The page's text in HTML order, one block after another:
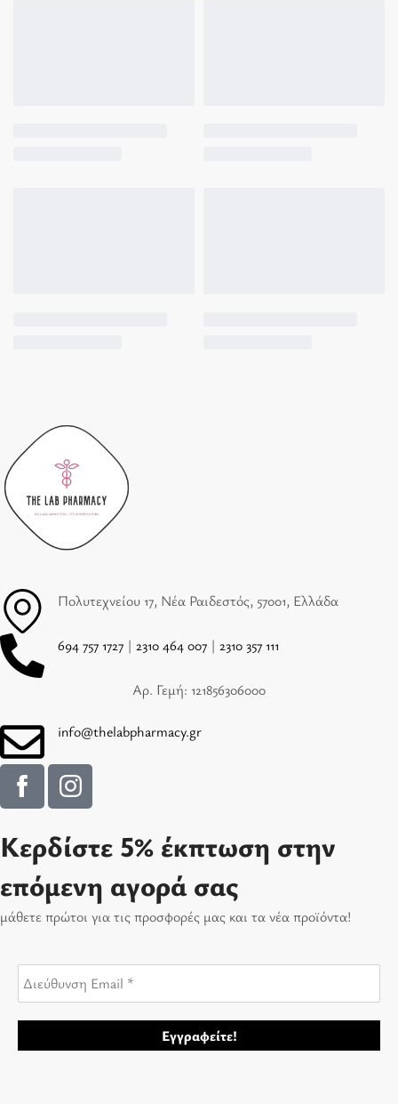
Πολυτεχνείου 17, Νέα Ραιδεστός, 57001, Ελλάδα
694 757 1727 | 2310 464 007 | 2310 357 111
Αρ. Γεμή: 121856306000
info@thelabpharmacy.gr
Κερδίστε 5% έκπτωση στην
επόμενη αγορά σας
μάθετε πρώτοι για τις προσφορές μας και τα νέα προϊόντα!